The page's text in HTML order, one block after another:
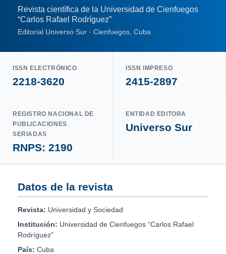
Revista científica de la Universidad de Cienfuegos
“Carlos Rafael Rodríguez”
Editorial Universo Sur · Cienfuegos, Cuba
ISSN ELECTRÓNICO
2218-3620
ISSN IMPRESO
2415-2897
REGISTRO NACIONAL DE
PUBLICACIONES
SERIADAS
RNPS: 2190
ENTIDAD EDITORA
Universo Sur
Datos de la revista
Revista: Universidad y Sociedad
Institución: Universidad de Cienfuegos “Carlos Rafael
Rodríguez”
País: Cuba